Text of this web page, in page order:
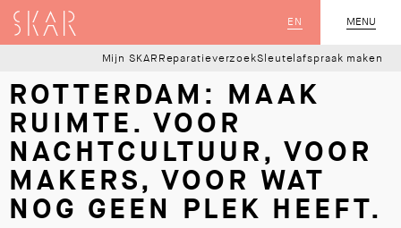
MENU
SLUIT
EN
SKAR
Mijn SKAR ReparatieverzoekSleutelafspraak maken
ROTTERDAM: MAAK
RUIMTE. VOOR
NACHTCULTUUR, VOOR
MAKERS, VOOR WAT
NOG GEEN PLEK HEEFT.